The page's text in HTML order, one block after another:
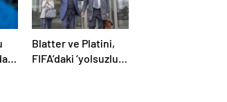
Blatter ve Platini,
FIFA’daki ‘yolsuzluk’